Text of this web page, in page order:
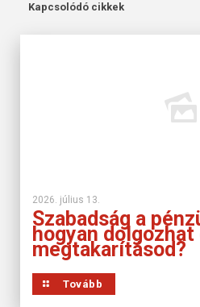
Kapcsolódó cikkek
2026. július 13.
Szabadság a
hogyan
megtakarításod?
Tovább